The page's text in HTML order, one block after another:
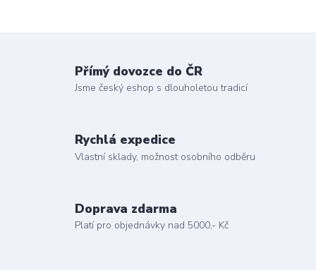
Přímý dovozce do ČR
Jsme český eshop s dlouholetou tradicí
Rychlá expedice
Vlastní sklady, možnost osobního odběru
Doprava zdarma
Platí pro objednávky nad 5000,- Kč